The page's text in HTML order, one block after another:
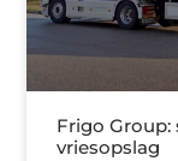
Frigo
vriesopslag